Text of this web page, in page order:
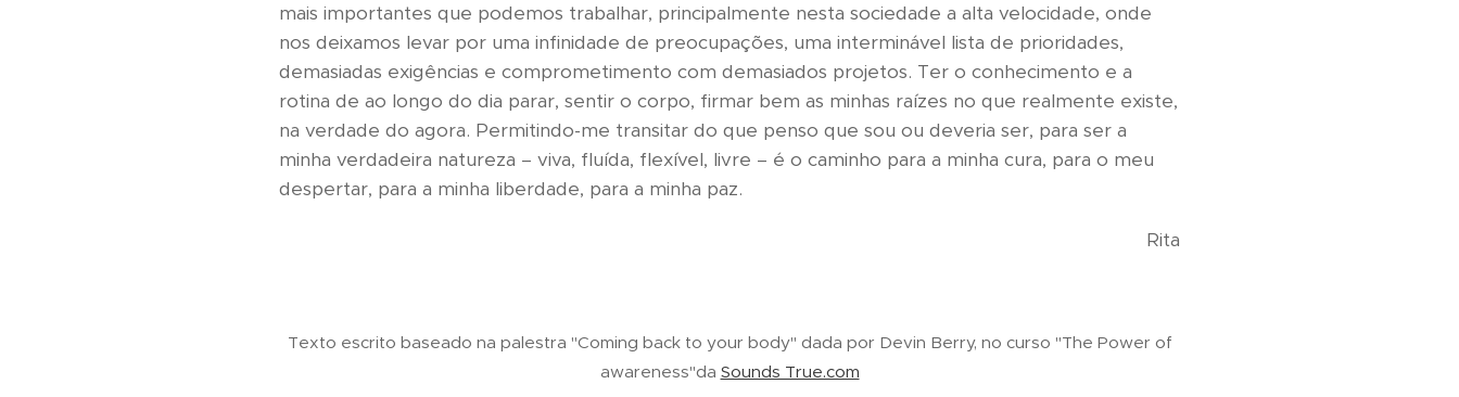
mais importantes que podemos trabalhar, principalmente nesta sociedade a alta velocidade, onde
nos deixamos levar por uma infinidade de preocupações, uma interminável lista de prioridades,
demasiadas exigências e comprometimento com demasiados projetos. Ter o conhecimento e a
rotina de ao longo do dia parar, sentir o corpo, firmar bem as minhas raízes no que realmente existe,
na verdade do agora. Permitindo-me transitar do que penso que sou ou deveria ser, para ser a
minha verdadeira natureza – viva, fluída, flexível, livre – é o caminho para a minha cura, para o meu
despertar, para a minha liberdade, para a minha paz.
Rita
Texto escrito baseado na palestra "Coming back to your body" dada por Devin Berry, no curso "The Power of
awareness"da Sounds True.com